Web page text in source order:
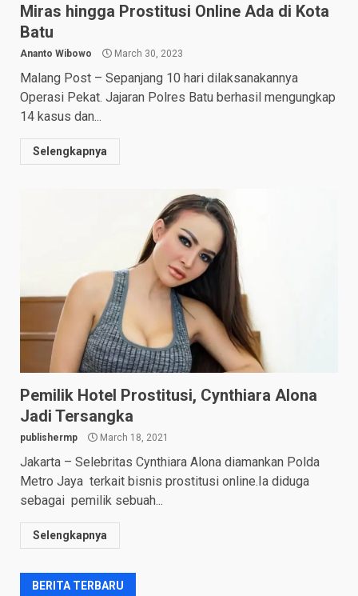
Miras hingga Prostitusi Online Ada di Kota
Batu
Ananto Wibowo March 30, 2023
Malang Post – Sepanjang 10 hari dilaksanakannya
Operasi Pekat. Jajaran Polres Batu berhasil mengungkap
14 kasus dan...
Selengkapnya
Pemilik Hotel Prostitusi, Cynthiara Alona
Jadi Tersangka
publishermp March 18, 2021
Jakarta – Selebritas Cynthiara Alona diamankan Polda
Metro Jaya terkait bisnis prostitusi online.Ia diduga
sebagai pemilik sebuah...
Selengkapnya
BERITA TERBARU